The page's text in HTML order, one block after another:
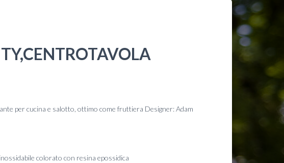
per cucina e salotto, ottimo come fruttiera Designer: Adam
colorato con resina epossidica